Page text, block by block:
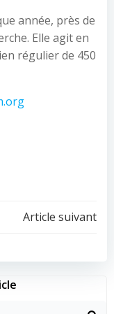
année, près de
Elle agit en
régulier de 450
Article suivant